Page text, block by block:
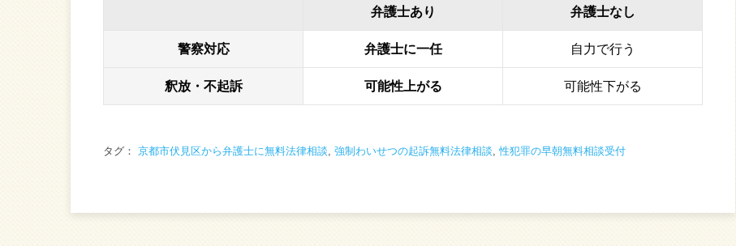
弁護士あり 弁護士なし
警察対応 弁護士に一任 自力で行う
釈放・不起訴 可能性上がる 可能性下がる
タグ： 京都市伏見区から弁護士に無料法律相談 強制わいせつの起訴無料法律相談 ,性犯罪の早朝無料相談受付